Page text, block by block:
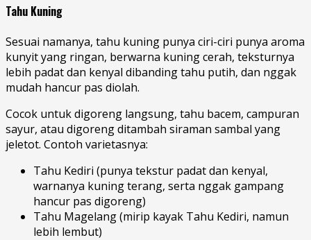
Tahu Kuning
Sesuai namanya, tahu kuning punya ciri-ciri punya aroma
kunyit yang ringan, berwarna kuning cerah, teksturnya
lebih padat dan kenyal dibanding tahu putih, dan nggak
mudah hancur pas diolah.
Cocok untuk digoreng langsung, tahu bacem, campuran
sayur, atau digoreng ditambah siraman sambal yang
jeletot. Contoh varietasnya:
Tahu Kediri (punya tekstur padat dan kenyal,
warnanya kuning terang, serta nggak gampang
hancur pas digoreng)
Tahu Magelang (mirip kayak Tahu Kediri, namun
lebih lembut)